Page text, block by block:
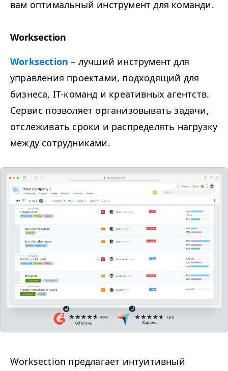
вам оптимальный инструмент для команди.
Worksection
Worksection – лучший инструмент для
управления проектами, подходящий для
бизнеса, IT-команд и креативных агентств.
Сервис позволяет организовывать задачи,
отслеживать сроки и распределять нагрузку
между сотрудниками.
Worksection предлагает интуитивный